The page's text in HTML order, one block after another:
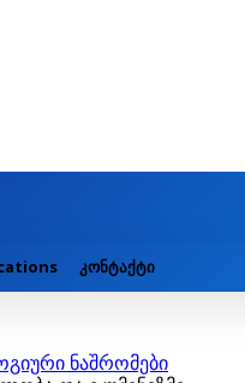
კონტაქტი
ნაშრომები